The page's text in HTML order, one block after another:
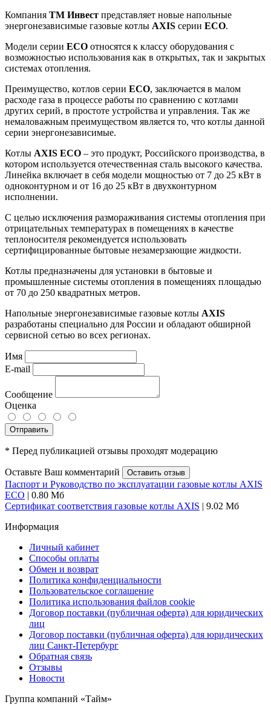
Компания ТМ Инвест представляет новые напольные
энергонезависимые газовые котлы AXIS серии ECO.
Модели серии ECO относятся к классу оборудования с
возможностью использования как в открытых, так и закрытых
системах отопления.
Преимущество, котлов серии ECO, заключается в малом
расходе газа в процессе работы по сравнению с котлами
других серий, в простоте устройства и управления. Так же
немаловажным преимуществом является то, что котлы данной
серии энергонезависимые.
Котлы AXIS ECO – это продукт, Российского производства, в
котором используется отечественная сталь высокого качества.
Линейка включает в себя модели мощностью от 7 до 25 кВт в
одноконтурном и от 16 до 25 кВт в двухконтурном
исполнении.
С целью исключения размораживания системы отопления при
отрицательных температурах в помещениях в качестве
теплоносителя рекомендуется использовать
сертифицированные бытовые незамерзающие жидкости.
Котлы предназначены для установки в бытовые и
промышленные системы отопления в помещениях площадью
от 70 до 250 квадратных метров.
Напольные энергонезависимые газовые котлы AXIS
разработаны специально для России и обладают обширной
сервисной сетью во всех регионах.
Имя
E-mail
Сообщение
Оценка
Отправить
* Перед публикацией отзывы проходят модерацию
Оставьте Ваш комментарий Оставить отзыв
Паспорт и Руководство по эксплуатации газовые котлы AXIS
ECO | 0.80 Мб
Сертификат соответствия газовые котлы AXIS | 9.02 Мб
Информация
Личный кабинет
Способы оплаты
Обмен и возврат
Политика конфиденциальности
Пользовательское соглашение
Политика использования файлов cookie
Договор поставки (публичная оферта) для юридических
лиц
Договор поставки (публичная оферта) для юридических
лиц Санкт-Петербург
Обратная связь
Отзывы
Новости
Группа компаний «Тайм»